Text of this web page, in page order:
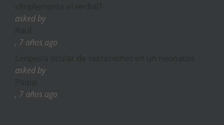
asked by
, 7 años ago
asked by
, 7 años ago